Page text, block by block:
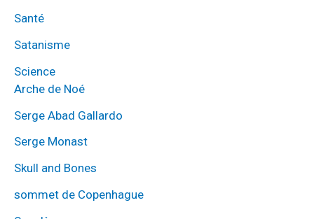
Santé
Satanisme
Science
Arche de Noé
Serge Abad Gallardo
Serge Monast
Skull and Bones
sommet de Copenhague